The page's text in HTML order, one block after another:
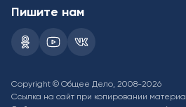
Пишите нам
Copyright © Общее Дело, 2008-2026
Ссылка на сайт при копировании